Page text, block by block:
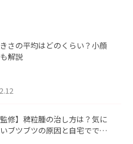
さの平均はどのくらい？小顔
解説
監修】稗粒腫の治し方は？気に
ブツブツの原因と自宅ででき